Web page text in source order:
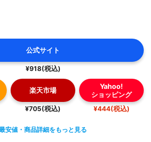
公式サイト
¥918(税込)
楽天市場
¥705(税込)
Yahoo!
ショッピング
¥444(税込)
安値・商品詳細をもっと見る